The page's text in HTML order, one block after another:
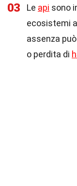
03 Le api sono
ecosistemi
assenza
o perdita di